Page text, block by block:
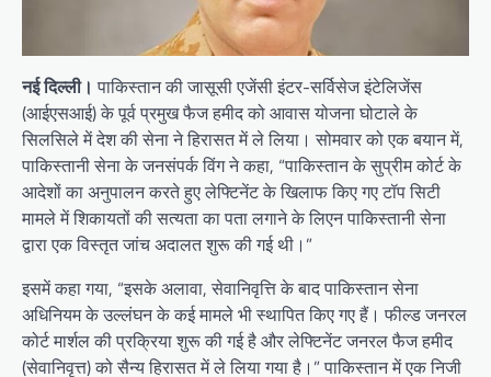
नई दिल्ली। पाकिस्तान की जासूसी एजेंसी इंटर-सर्विसेज इंटेलिजेंस
(आईएसआई) के पूर्व प्रमुख फैज हमीद को आवास योजना घोटाले के
सिलसिले में देश की सेना ने हिरासत में ले लिया। सोमवार को एक बयान में,
पाकिस्तानी सेना के जनसंपर्क विंग ने कहा, “पाकिस्तान के सुप्रीम कोर्ट के
आदेशों का अनुपालन करते हुए लेफ्टिनेंट के खिलाफ किए गए टॉप सिटी
मामले में शिकायतों की सत्यता का पता लगाने के लिएन पाकिस्तानी सेना
द्वारा एक विस्तृत जांच अदालत शुरू की गई थी।”
इसमें कहा गया, “इसके अलावा, सेवानिवृत्ति के बाद पाकिस्तान सेना
अधिनियम के उल्लंघन के कई मामले भी स्थापित किए गए हैं। फील्ड जनरल
कोर्ट मार्शल की प्रक्रिया शुरू की गई है और लेफ्टिनेंट जनरल फैज हमीद
(सेवानिवृत्त) को सैन्य हिरासत में ले लिया गया है।” पाकिस्तान में एक निजी